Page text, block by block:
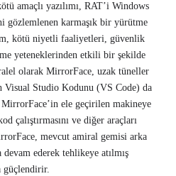
amaçlı yazılımı, RAT’i Windows
gözlemlenen karmaşık bir yürütme
kötü niyetli faaliyetleri, güvenlik
yeteneklerinden etkili bir şekilde
olarak MirrorFace, uzak tüneller
Studio Kodunu (VS Code) da
ele geçirilen makineye
çalıştırmasını ve diğer araçları
mevcut amiral gemisi arka
ederek tehlikeye atılmış
güçlendirir.